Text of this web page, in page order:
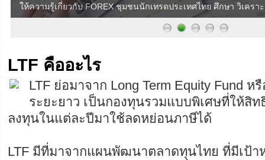
ให้ความรู้เกี่ยวกับ FOREX ชุมชนนักเทรดประเทศไทย ศึกษา วิเคร
LTF คืออะไร
LTF ย่อมาจาก Long Term Equity Fund
ระยะยาว เป็นกองทุนรวมแบบพิเศษที่ให้สิท
ลงทุนในแต่ละปีมาใช้ลดหย่อนภาษีได้
LTF มีที่มาจากแผนพัฒนาตลาดทุนไทย ที่มีเป้า